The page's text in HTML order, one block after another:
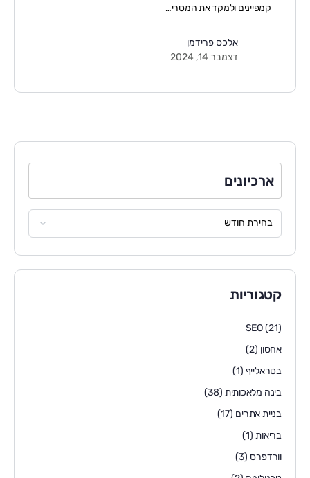
קמפיינים ולמקד את המסרי…
אלכס פרידמן
דצמבר 14, 2024
ארכיונים
קטגוריות
SEO(21)
אחסון (2)
בטראלייף (1)
בינה מלאכותית (38)
בניית אתרים (17)
בריאות(1)
וורדפרס (3)